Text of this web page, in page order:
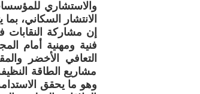
والاستشاري
الانتشار السكاني، بما
إن مشاركة
فنية ومهنية أمام
التعافي الأخضر
مشاريع الطاقة
وهو ما يحقق